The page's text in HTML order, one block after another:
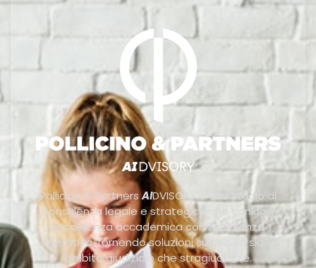
Pollicino & PartnersAIDVISORY è uno studio di
consulenza legale e strategica che coniuga
l’eccellenza accademica con l’efficienza
operativa, fornendo soluzioni su misura sia in
ambito giudiziale che stragiudiziale.